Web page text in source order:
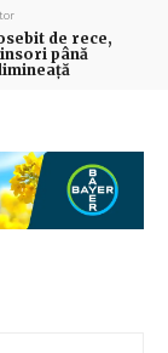
de rece,
până